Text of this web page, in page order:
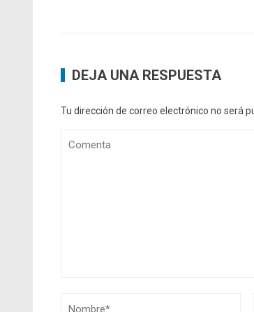
DEJA UNA RESPUESTA
Tu dirección de correo electrónico no será